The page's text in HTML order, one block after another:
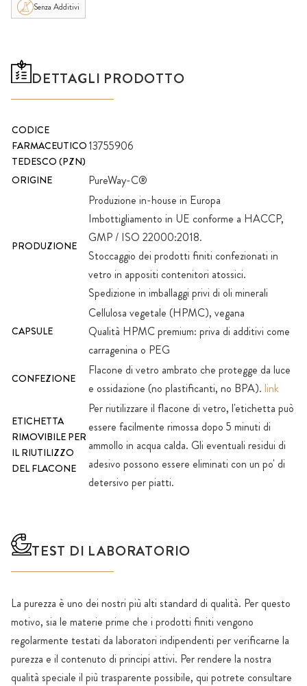
Senza Additivi
DETTAGLI PRODOTTO
CODICE
FARMACEUTICO
TEDESCO (PZN)
13755906
ORIGINE PureWay-C®
PRODUZIONE
Produzione in-house in Europa
Imbottigliamento in UE conforme a HACCP,
GMP / ISO 22000:2018.
Stoccaggio dei prodotti finiti confezionati in
vetro in appositi contenitori atossici.
Spedizione in imballaggi privi di oli minerali
CAPSULE
Cellulosa vegetale (HPMC), vegana
Qualità HPMC premium: priva di additivi come
carragenina o PEG
CONFEZIONE
Flacone di vetro ambrato che protegge da luce
e ossidazione (no plastificanti, no BPA). link
ETICHETTA
RIMOVIBILE PER
IL RIUTILIZZO
DEL FLACONE
Per riutilizzare il flacone di vetro, l'etichetta può
essere facilmente rimossa dopo 5 minuti di
ammollo in acqua calda. Gli eventuali residui di
adesivo possono essere eliminati con un po' di
detersivo per piatti.
TEST DI LABORATORIO
La purezza è uno dei nostri più alti standard di qualità. Per questo
motivo, sia le materie prime che i prodotti finiti vengono
regolarmente testati da laboratori indipendenti per verificarne la
purezza e il contenuto di principi attivi. Per rendere la nostra
qualità speciale il più trasparente possibile, qui potrete consultare